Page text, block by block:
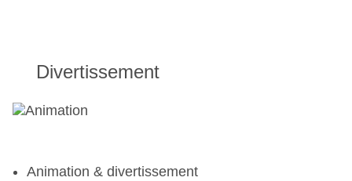
Divertissement
Animation & divertissement